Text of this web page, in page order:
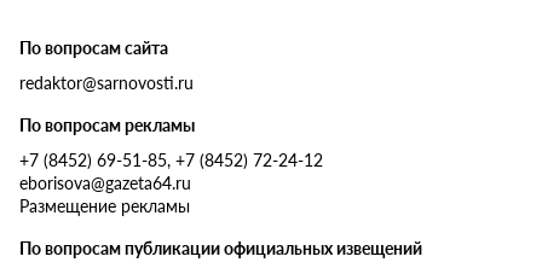
По вопросам сайта
redaktor@sarnovosti.ru
По вопросам рекламы
+7 (8452) 69-51-85, +7 (8452) 72-24-12
eborisova@gazeta64.ru
Размещение рекламы
По вопросам публикации официальных извещений